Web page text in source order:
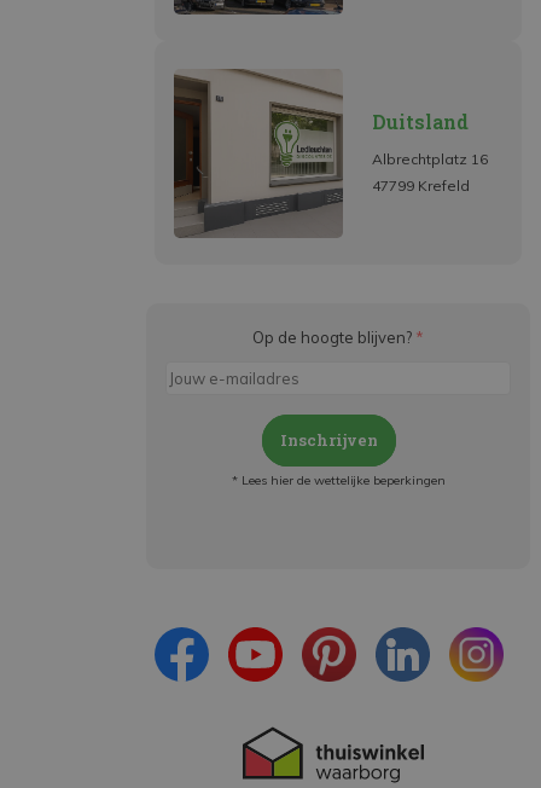
Duitsland
Albrechtplatz 16
47799 Krefeld
Op de hoogte blijven? *
Inschrijven
* Lees hier de wettelijke beperkingen